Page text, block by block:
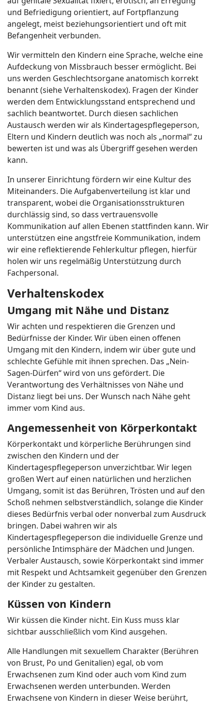
und Befriedigung orientiert, auf Fortpflanzung
angelegt, meist beziehungsorientiert und oft mit
Befangenheit verbunden.
Wir vermitteln den Kindern eine Sprache, welche eine
Aufdeckung von Missbrauch besser ermöglicht. Bei
uns werden Geschlechtsorgane anatomisch korrekt
benannt (siehe Verhaltenskodex). Fragen der Kinder
werden dem Entwicklungsstand entsprechend und
sachlich beantwortet. Durch diesen sachlichen
Austausch werden wir als Kindertagespflegeperson,
Eltern und Kindern deutlich was noch als „normal“ zu
bewerten ist und was als Übergriff gesehen werden
kann.
In unserer Einrichtung fördern wir eine Kultur des
Miteinanders. Die Aufgabenverteilung ist klar und
transparent, wobei die Organisationsstrukturen
durchlässig sind, so dass vertrauensvolle
Kommunikation auf allen Ebenen stattfinden kann. Wir
unterstützen eine angstfreie Kommunikation, indem
wir eine reflektierende Fehlerkultur pflegen, hierfür
holen wir uns regelmäßig Unterstützung durch
Fachpersonal.
Verhaltenskodex
Umgang mit Nähe und Distanz
Wir achten und respektieren die Grenzen und
Bedürfnisse der Kinder. Wir üben einen offenen
Umgang mit den Kindern, indem wir über gute und
schlechte Gefühle mit ihnen sprechen. Das „Nein-
Sagen-Dürfen“ wird von uns gefördert. Die
Verantwortung des Verhältnisses von Nähe und
Distanz liegt bei uns. Der Wunsch nach Nähe geht
immer vom Kind aus.
Angemessenheit von Körperkontakt
Körperkontakt und körperliche Berührungen sind
zwischen den Kindern und der
Kindertagespflegeperson unverzichtbar. Wir legen
großen Wert auf einen natürlichen und herzlichen
Umgang, somit ist das Berühren, Trösten und auf den
Schoß nehmen selbstverständlich, solange die Kinder
dieses Bedürfnis verbal oder nonverbal zum Ausdruck
bringen. Dabei wahren wir als
Kindertagespflegeperson die individuelle Grenze und
persönliche Intimsphäre der Mädchen und Jungen.
Verbaler Austausch, sowie Körperkontakt sind immer
mit Respekt und Achtsamkeit gegenüber den Grenzen
der Kinder zu gestalten.
Küssen von Kindern
Wir küssen die Kinder nicht. Ein Kuss muss klar
sichtbar ausschließlich vom Kind ausgehen.
Alle Handlungen mit sexuellem Charakter (Berühren
von Brust, Po und Genitalien) egal, ob vom
Erwachsenen zum Kind oder auch vom Kind zum
Erwachsenen werden unterbunden. Werden
Erwachsene von Kindern in dieser Weise berührt,